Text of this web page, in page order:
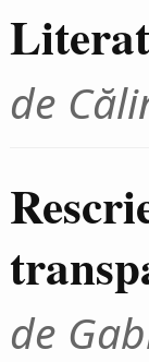
de
de